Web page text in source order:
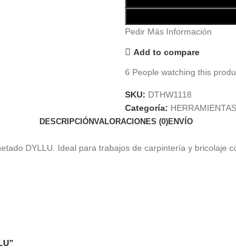
Pedir Más Información
Add to compare
6 People watching this
SKU: DTHW1118
Categoría:
DESCRIPCIÓNVALORACIONES (0)ENVÍO
DYLLU. Ideal para trabajos de carpintería y bricolaje